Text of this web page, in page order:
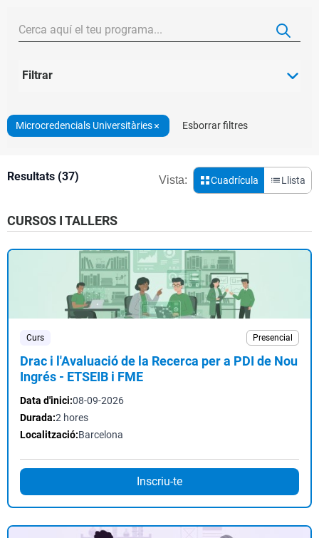
Filtrar
Microcredencials Universitàries Esborrar filtres
Resultats (37) Vista: Cuadrícula Llista
CURSOS I TALLERS
Curs Presencial
Drac i l'Avaluació de la Recerca per a PDI de Nou
Ingrés - ETSEIB i FME
Data d'inici:08-09-2026
Durada:2 hores
Localització:Barcelona
Inscriu-te